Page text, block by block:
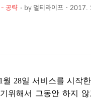
공략 by멀티라이프 2017.
월 28일 서비스를 시작
위해서 그동안 하지